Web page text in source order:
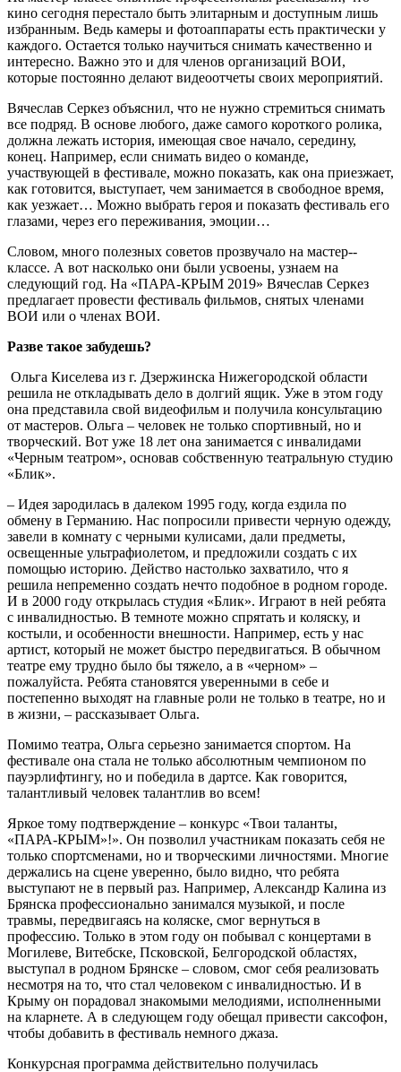
кино сегодня перестало быть элитарным и доступным лишь
избранным. Ведь камеры и фотоаппараты есть практически у
каждого. Остается только научиться снимать качественно и
интересно. Важно это и для членов организаций ВОИ,
которые постоянно делают видеоотчеты своих мероприятий.
Вячеслав Серкез объяснил, что не нужно стремиться снимать
все подряд. В основе любого, даже самого короткого ролика,
должна лежать история, имеющая свое начало, середину,
конец. Например, если снимать видео о команде,
участвующей в фестивале, можно показать, как она приезжает,
как готовится, выступает, чем занимается в свободное время,
как уезжает… Можно выбрать героя и показать фестиваль его
глазами, через его переживания, эмоции…
Словом, много полезных советов прозвучало на мастер-­
классе. А вот насколько они были усвоены, узнаем на
следующий год. На «ПАРА-­КРЫМ 2019» Вячеслав Серкез
предлагает провести фестиваль фильмов, снятых членами
ВОИ или о членах ВОИ.
Разве такое забудешь?
Ольга Киселева из г. Дзержинска Нижегородской области
решила не откладывать дело в долгий ящик. Уже в этом году
она представила свой видеофильм и получила консультацию
от мастеров. Ольга – человек не только спортивный, но и
творческий. Вот уже 18 лет она занимается с инвалидами
«Черным театром», основав собственную театральную студию
«Блик».
– Идея зародилась в далеком 1995 году, когда ездила по
обмену в Германию. Нас попросили привести черную одежду,
завели в комнату с черными кулисами, дали предметы,
освещенные ультрафиолетом, и предложили создать с их
помощью историю. Действо настолько захватило, что я
решила непременно создать нечто подобное в родном городе.
И в 2000 году открылась студия «Блик». Играют в ней ребята
с инвалидностью. В темноте можно спрятать и коляску, и
костыли, и особенности внешности. Например, есть у нас
артист, который не может быстро передвигаться. В обычном
театре ему трудно было бы тяжело, а в «черном» –
пожалуйста. Ребята становятся уверенными в себе и
постепенно выходят на главные роли не только в театре, но и
в жизни, – рассказывает Ольга.
Помимо театра, Ольга серьезно занимается спортом. На
фестивале она стала не только абсолютным чемпионом по
пауэрлифтингу, но и победила в дартсе. Как говорится,
талантливый человек талантлив во всем!
Яркое тому подтверждение – конкурс «Твои таланты,
«ПАРА-­КРЫМ»!». Он позволил участникам показать себя не
только спортсменами, но и творческими личностями. Многие
держались на сцене уверенно, было видно, что ребята
выступают не в первый раз. Например, Александр Калина из
Брянска профессионально занимался музыкой, и после
травмы, передвигаясь на коляске, смог вернуться в
профессию. Только в этом году он побывал с концертами в
Могилеве, Витебске, Псковской, Белгородской областях,
выступал в родном Брянске – словом, смог себя реализовать
несмотря на то, что стал человеком с инвалидностью. И в
Крыму он порадовал знакомыми мелодиями, исполненными
на кларнете. А в следующем году обещал привести саксофон,
чтобы добавить в фестиваль немного джаза.
Конкурсная программа действительно получилась